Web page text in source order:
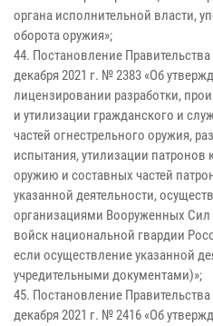
органа исполнительной власти,
оборота оружия»;
44. Постановление
декабря 2021 г. № 2383 «Об
лицензировании разработки,
и утилизации гражданского и
частей огнестрельного оружия,
испытания, утилизации
оружию и составных частей
указанной деятельности,
организациями Вооруженных
войск национальной гвардии
если осуществление указанной
учредительными документами)»;
45. Постановление
декабря 2021 г. № 2416 «Об